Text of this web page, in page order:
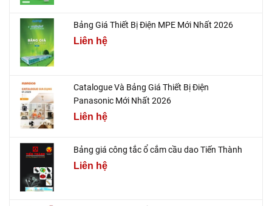
Bảng Giá Thiết Bị Điện MPE Mới Nhất 2026
Liên hệ
Catalogue Và Bảng Giá Thiết Bị Điện
Panasonic Mới Nhất 2026
Liên hệ
Bảng giá công tắc ổ cắm cầu dao Tiến Thành
Liên hệ